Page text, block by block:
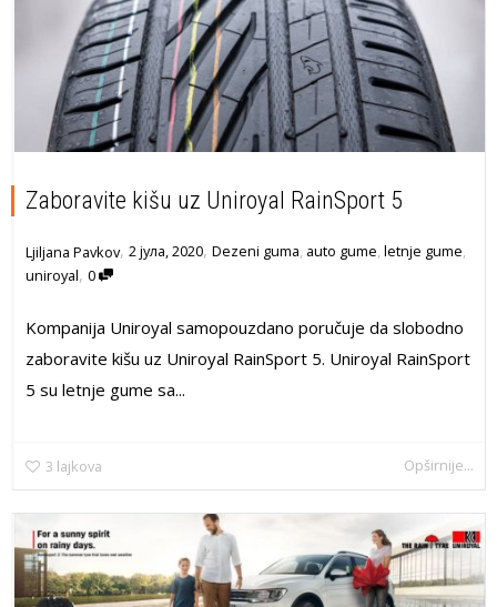
Zaboravite kišu uz Uniroyal RainSport 5
Ljiljana Pavkov, 2 јула, 2020, Dezeni guma, auto gume, letnje gume,
uniroyal, 0
Kompanija Uniroyal samopouzdano poručuje da slobodno
zaboravite kišu uz Uniroyal RainSport 5. Uniroyal RainSport
5 su letnje gume sa...
3 lajkova Opširnije...